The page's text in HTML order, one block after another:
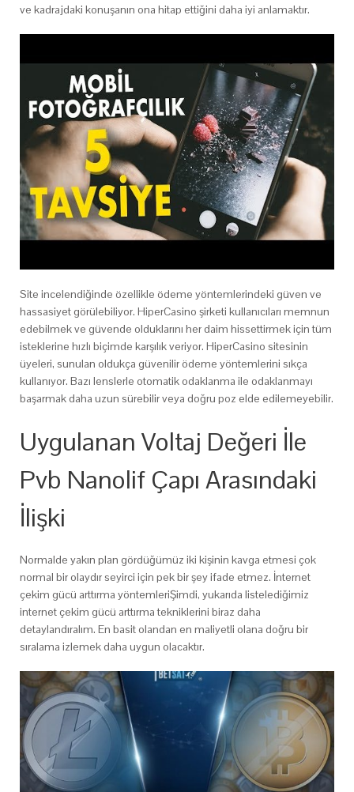
ve kadrajdaki konuşanın ona hitap ettiğini daha iyi anlamaktır.
Site incelendiğinde özellikle ödeme yöntemlerindeki güven ve
hassasiyet görülebiliyor. HiperCasino şirketi kullanıcıları memnun
edebilmek ve güvende olduklarını her daim hissettirmek için tüm
isteklerine hızlı biçimde karşılık veriyor. HiperCasino sitesinin
üyeleri, sunulan oldukça güvenilir ödeme yöntemlerini sıkça
kullanıyor. Bazı lenslerle otomatik odaklanma ile odaklanmayı
başarmak daha uzun sürebilir veya doğru poz elde edilemeyebilir.
Uygulanan Voltaj Değeri İle
Pvb Nanolif Çapı Arasındaki
İlişki
Normalde yakın plan gördüğümüz iki kişinin kavga etmesi çok
normal bir olaydır seyirci için pek bir şey ifade etmez. İnternet
çekim gücü arttırma yöntemleriŞimdi, yukarıda listelediğimiz
internet çekim gücü arttırma tekniklerini biraz daha
detaylandıralım. En basit olandan en maliyetli olana doğru bir
sıralama izlemek daha uygun olacaktır.